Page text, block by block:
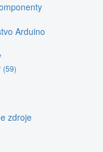
Arduino
(59)
zdroje